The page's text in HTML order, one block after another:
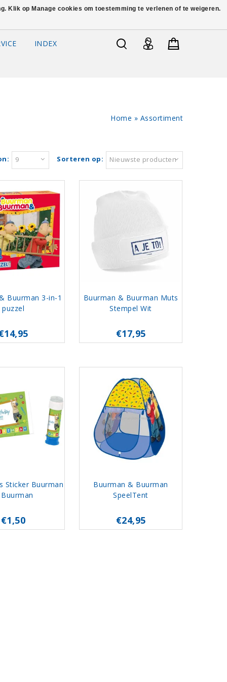
INDEX
Home » Assortiment
Sorteren op: Nieuwste producten
9
Buurman 3-in-1
puzzel
Buurman & Buurman Muts
Stempel Wit
€17,95
Sticker Buurman
€1,50
Buurman & Buurman
SpeelTent
€24,95
Klik op Manage cookies om toestemming te verlenen of te weigeren.